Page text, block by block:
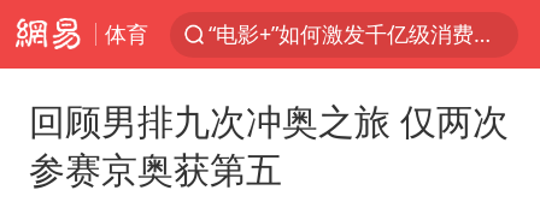
体育
日本试射“战斧”导弹，国防部回应
向鹏0-3不敌张本智和
百花奖开幕式
回顾男排九次冲奥之旅 仅两次
参赛京奥获第五